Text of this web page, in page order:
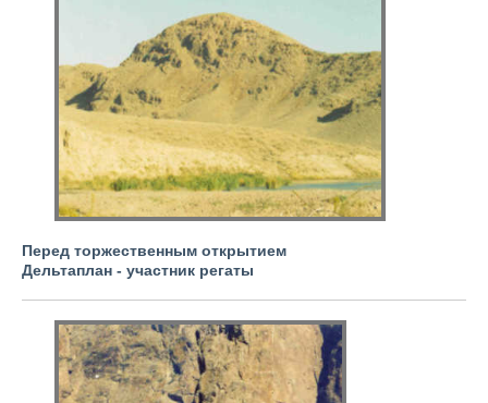
Перед торжественным открытием
Дельтаплан - участник регаты